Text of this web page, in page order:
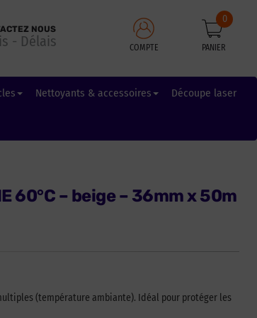
NOUS
- Délais COMPTE PANIER
0
Nettoyants & accessoires Découpe laser
60°C – beige – 36mm x 50m
(température ambiante). Idéal pour protéger les